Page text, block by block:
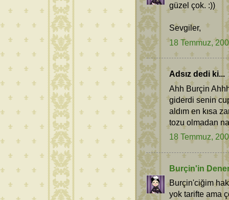
güzel çok. :))
Sevgiler,
18 Temmuz,
Adsız dedi ki...
Ahh Burçin
giderdi senin
aldım en kısa
tozu olmadan
18 Temmuz,
Burçin'in
Burçin'ciğim
yok tarifte ama